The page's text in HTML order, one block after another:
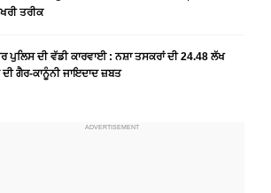
ਤਰੀਕ
ਪੁਲਿਸ ਦੀ ਵੱਡੀ ਕਾਰਵਾਈ : ਨਸ਼ਾ ਤਸਕਰਾਂ ਦੀ 24.48 ਲੱਖ
ਗੈਰ-ਕਾਨੂੰਨੀ ਜਾਇਦਾਦ ਜ਼ਬਤ